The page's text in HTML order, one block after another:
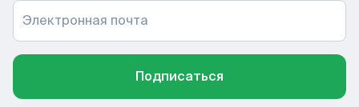
Электронная почта
Подписаться